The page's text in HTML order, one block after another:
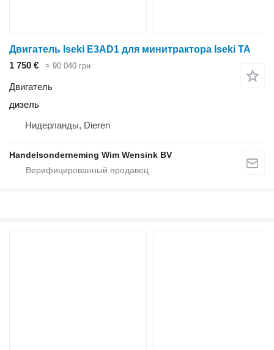
Двигатель Iseki E3AD1 для минитрактора Iseki TA
1 750 €
≈ 90 040 грн
Двигатель
дизель
Нидерланды, Dieren
Handelsonderneming Wim Wensink BV